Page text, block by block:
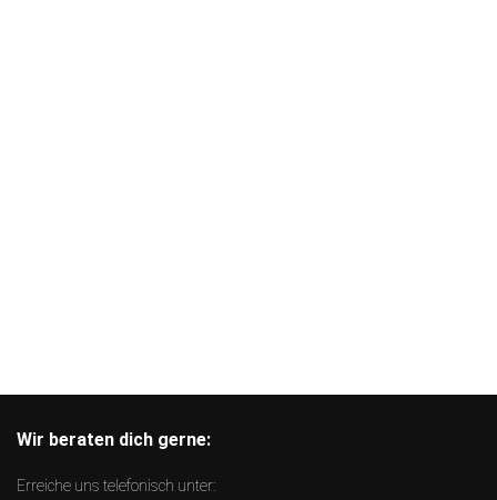
Wir beraten dich gerne:
Erreiche uns telefonisch unter: